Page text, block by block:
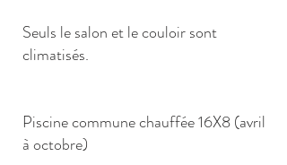
Seuls le salon et le couloir sont
climatisés.
Piscine commune chauffée 16X8 (avril
à octobre)